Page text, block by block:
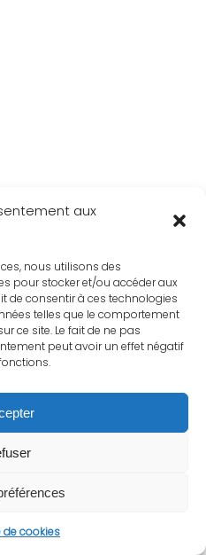
aux
nous utilisons des
pour stocker et/ou accéder aux
de consentir à ces technologies
telles que le comportement
ce site. Le fait de ne pas
peut avoir un effet négatif
de cookies